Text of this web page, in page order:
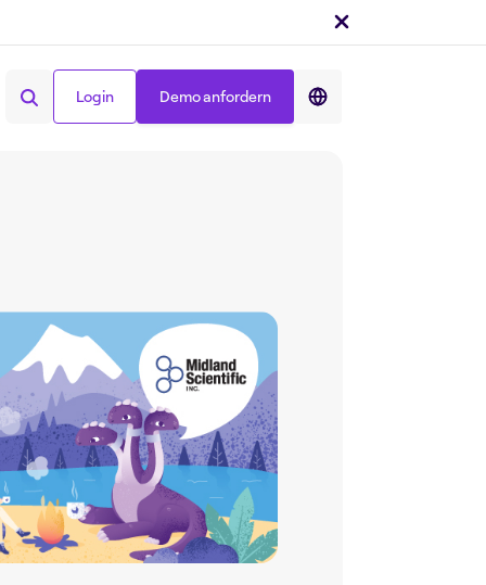
Login Demo anfordern
Teilen auf :